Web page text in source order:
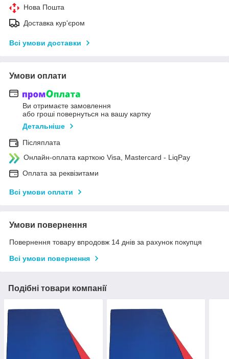
Нова Пошта
Доставка кур'єром
Всі умови доставки
Умови оплати
Ви отримаєте замовлення
або гроші повернуться на вашу картку
Детальніше
Післяплата
Онлайн-оплата карткою Visa, Mastercard - LiqPay
Оплата за реквізитами
Всі умови оплати
Умови повернення
Повернення товару впродовж 14 днів за рахунок покупця
Всі умови повернення
Подібні товари компанії